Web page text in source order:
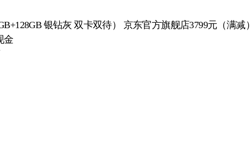
银钻灰 双卡双待） 京东官方旗舰店3799元（满减）
金